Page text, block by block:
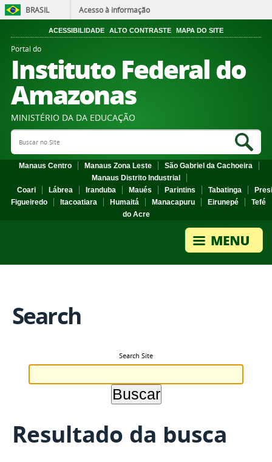
BRASIL Acesso à informação
ACESSIBILIDADE ALTO CONTRASTE MAPA DO SITE
Portal do
Instituto Federal do
Amazonas
MINISTÉRIO DA DA EDUCAÇÃO
Search Site
Manaus Centro Manaus Zona Leste
São Gabriel da Cachoeira
Manaus Distrito Industrial
Coari
Lábrea Iranduba Maués Parintins Tabatinga
Figueiredo
Itacoatiara Humaitá Manacapuru Eirunepé
Tefé
do Acre
Search
Search Site
Resultado da busca